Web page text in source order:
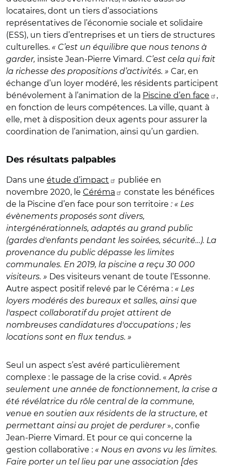
locataires, dont un tiers d’associations
représentatives de l’économie sociale et solidaire
(ESS), un tiers d’entreprises et un tiers de structures
culturelles. « C’est un équilibre que nous tenons à
garder, insiste Jean-Pierre Vimard. C’est cela qui fait
la richesse des propositions d’activités. » Car, en
échange d’un loyer modéré, les résidents participent
bénévolement à l’animation de la Piscine d’en face
,
en fonction de leurs compétences. La ville, quant à
elle, met à disposition deux agents pour assurer la
coordination de l’animation, ainsi qu’un gardien.
Des résultats palpables
Dans une étude d’impact
publiée en
novembre 2020, le Céréma
constate les bénéfices
de la Piscine d’en face pour son territoire : « Les
évènements proposés sont divers,
intergénérationnels, adaptés au grand public
(gardes d'enfants pendant les soirées, sécurité…). La
provenance du public dépasse les limites
communales. En 2019, la piscine a reçu 30 000
visiteurs. » Des visiteurs venant de toute l’Essonne.
Autre aspect positif relevé par le Céréma : « Les
loyers modérés des bureaux et salles, ainsi que
l'aspect collaboratif du projet attirent de
nombreuses candidatures d'occupations ; les
locations sont en flux tendus. »
Seul un aspect s’est avéré particulièrement
complexe : le passage de la crise covid. « Après
seulement une année de fonctionnement, la crise a
été révélatrice du rôle central de la commune,
venue en soutien aux résidents de la structure, et
permettant ainsi au projet de perdurer», confie
Jean-Pierre Vimard. Et pour ce qui concerne la
gestion collaborative : « Nous en avons vu les limites.
Faire porter un tel lieu par une association [des